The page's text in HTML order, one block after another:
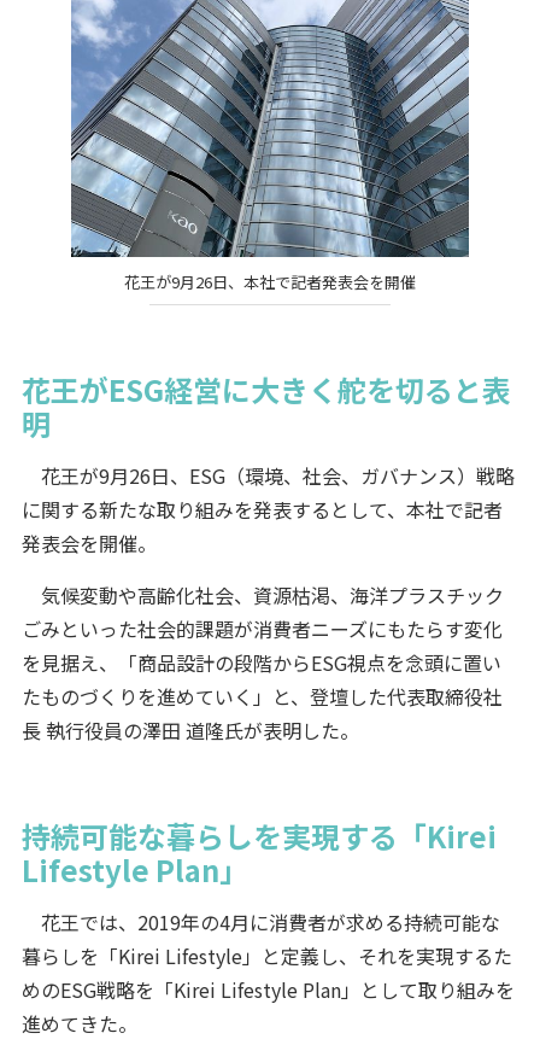
花王が9月26日、本社で記者発表会を開催
花王がESG経営に大きく舵を切ると表
明
花王が9月26日、ESG（環境、社会、ガバナンス）戦略
に関する新たな取り組みを発表するとして、本社で記者
発表会を開催。
気候変動や高齢化社会、資源枯渇、海洋プラスチック
ごみといった社会的課題が消費者ニーズにもたらす変化
を見据え、「商品設計の段階からESG視点を念頭に置い
たものづくりを進めていく」と、登壇した代表取締役社
長 執行役員の澤田 道隆氏が表明した。
持続可能な暮らしを実現する「Kirei
Lifestyle Plan」
花王では、2019年の4月に消費者が求める持続可能な
暮らしを「Kirei Lifestyle」と定義し、それを実現するた
めのESG戦略を「Kirei Lifestyle Plan」として取り組みを
進めてきた。